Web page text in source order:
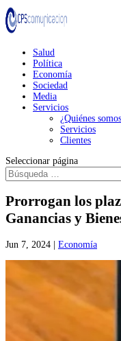
Salud
Política
Economía
Sociedad
Media
Servicios
¿Quiénes
Servicios
Clientes
Seleccionar página
Prorrogan los
Ganancias y
Jun 7, 2024 Economía